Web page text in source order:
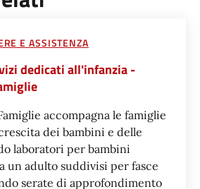
E ASSISTENZA
dedicati all'infanzia -
accompagna le famiglie
dei bambini e delle
laboratori per bambini
un adulto suddivisi per fasce
serate di approfondimento